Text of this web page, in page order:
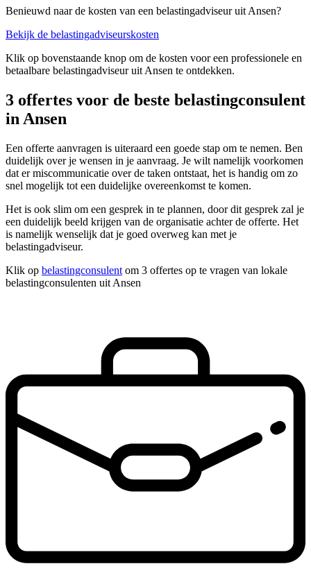
Benieuwd naar de kosten van een belastingadviseur uit Ansen?
Bekijk de belastingadviseurskosten
Klik op bovenstaande knop om de kosten voor een professionele en
betaalbare belastingadviseur uit Ansen te ontdekken.
3 offertes voor de beste belastingconsulent
in Ansen
Een offerte aanvragen is uiteraard een goede stap om te nemen. Ben
duidelijk over je wensen in je aanvraag. Je wilt namelijk voorkomen
dat er miscommunicatie over de taken ontstaat, het is handig om zo
snel mogelijk tot een duidelijke overeenkomst te komen.
Het is ook slim om een gesprek in te plannen, door dit gesprek zal je
een duidelijk beeld krijgen van de organisatie achter de offerte. Het
is namelijk wenselijk dat je goed overweg kan met je
belastingadviseur.
Klik op belastingconsulent om 3 offertes op te vragen van lokale
belastingconsulenten uit Ansen